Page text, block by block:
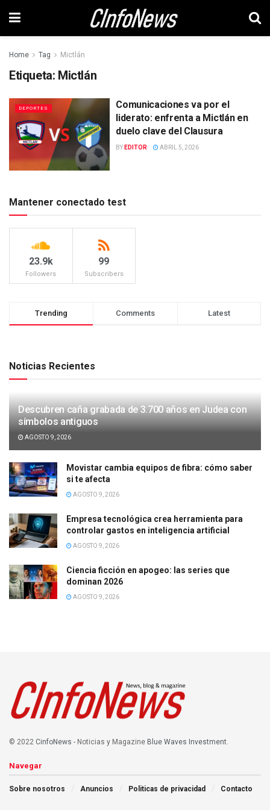
Home Tag Mictlán
Etiqueta: Mictlán
DEPORTES
Comunicaciones va por el
liderato: enfrenta a Mictlán en
duelo clave del Clausura
BY EDITOR ABRIL 5, 2026
Mantener conectado test
23.9k
Followers
99
Subscribers
Trending Comments Latest
Noticias Recientes
Descubren caña grabada de 3.700 años en Judea con
símbolos antiguos
AGOSTO 9, 2026
Movistar cambia equipos de fibra: cómo saber
si te afecta
AGOSTO 9, 2026
Empresa tecnológica crea herramienta para
controlar gastos en inteligencia artificial
AGOSTO 9, 2026
Ciencia ficción en apogeo: las series que
dominan 2026
AGOSTO 9, 2026
© 2022 CinfoNews - Noticias y Magazine Blue Waves Investment.
Navegar
Sobre nosotros Anuncios Politicas de privacidad Contacto